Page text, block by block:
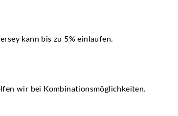
kann bis zu 5% einlaufen.
wir bei Kombinationsmöglichkeiten.